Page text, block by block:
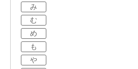
み
む
め
も
や